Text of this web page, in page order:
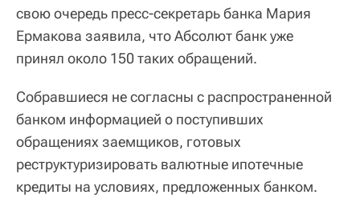
свою очередь пресс-секретарь банка Мария
Ермакова заявила, что Абсолют банк уже
принял около 150 таких обращений.
Собравшиеся не согласны с распространенной
банком информацией о поступивших
обращениях заемщиков, готовых
реструктуризировать валютные ипотечные
кредиты на условиях, предложенных банком.